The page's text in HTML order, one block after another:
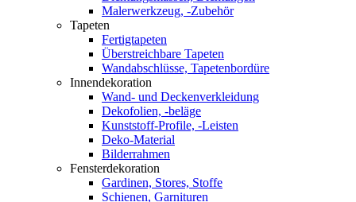
Malerwerkzeug, -Zubehör
Tapeten
Fertigtapeten
Überstreichbare Tapeten
Wandabschlüsse, Tapetenbordüre
Innendekoration
Wand- und Deckenverkleidung
Dekofolien, -beläge
Kunststoff-Profile, -Leisten
Deko-Material
Bilderrahmen
Fensterdekoration
Gardinen, Stores, Stoffe
Schienen, Garnituren